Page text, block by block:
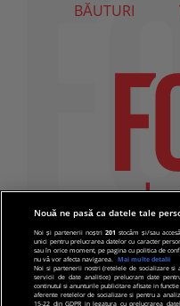
BĂUTURI
Nouă ne pasă ca datele tale
Noi și partenerii noștri201 stocăm și/sau
unici pentru prelucrarea datelor cu caracter
sau în orice moment, pe pagina cu politica de
nu vă vor afecta navigarea.
Mai multe detalii
Noi si partenerii nostri (retelele de socializare
servicii de date analitice) prelucram date
continutul si anunturile publicitare afisate in
aferente retelelor de socializare si pentru a
15-22 din GDPR in legatura cu prelucrarea